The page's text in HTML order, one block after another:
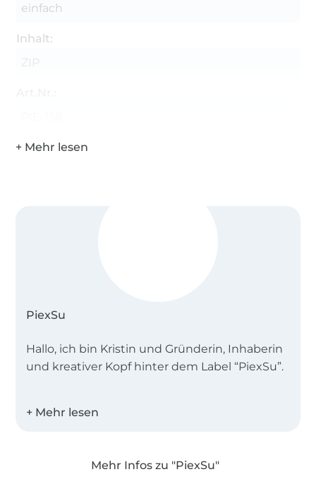
einfach
Inhalt:
ZIP
PiexSu
Hallo, ich bin Kristin und Gründerin, Inhaberin
und kreativer Kopf hinter dem Label “PiexSu”.
2016 designe ich Schnittmuster und
Abständen findest du hier neue Anleitungen
Mehr Infos zu "PiexSu"